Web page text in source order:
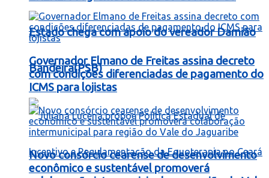
Estado chega com apoio do vereador Damião
Bandeira(PSB)
Governador Elmano de Freitas assina decreto
com condições diferenciadas de pagamento do
ICMS para lojistas
Novo consórcio cearense de desenvolvimento
econômico e sustentável promoverá